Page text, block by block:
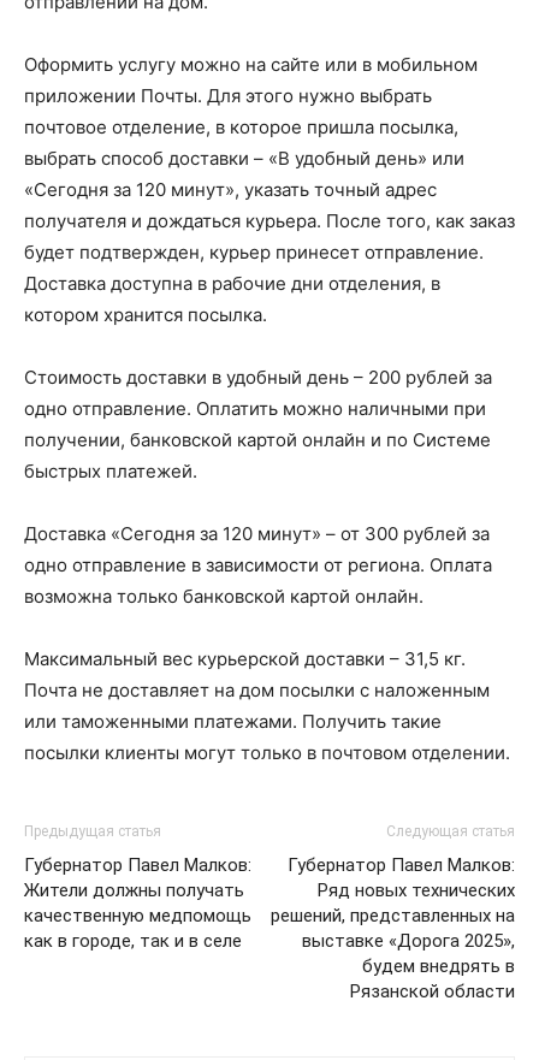
Оформить услугу можно на сайте или в мобильном
приложении Почты. Для этого нужно выбрать
почтовое отделение, в которое пришла посылка,
выбрать способ доставки – «В удобный день» или
«Сегодня за 120 минут», указать точный адрес
получателя и дождаться курьера. После того, как заказ
будет подтвержден, курьер принесет отправление.
Доставка доступна в рабочие дни отделения, в
котором хранится посылка.
Стоимость доставки в удобный день – 200 рублей за
одно отправление. Оплатить можно наличными при
получении, банковской картой онлайн и по Системе
быстрых платежей.
Доставка «Сегодня за 120 минут» – от 300 рублей за
одно отправление в зависимости от региона. Оплата
возможна только банковской картой онлайн.
Максимальный вес курьерской доставки – 31,5 кг.
Почта не доставляет на дом посылки с наложенным
или таможенными платежами. Получить такие
посылки клиенты могут только в почтовом отделении.
Предыдущая статья
Губернатор Павел Малков:
Жители должны получать
качественную медпомощь
как в городе, так и в селе
Следующая статья
Губернатор Павел Малков:
Ряд новых технических
решений, представленных на
выставке «Дорога 2025»,
будем внедрять в
Рязанской области